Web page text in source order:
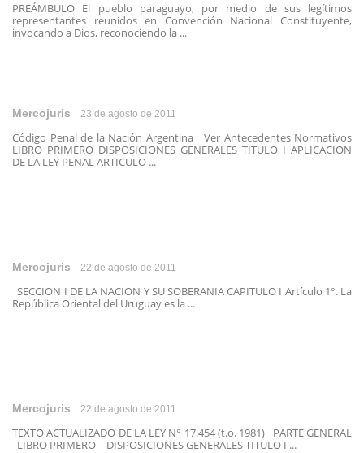
PREÁMBULO El pueblo paraguayo, por medio de sus legítimos
representantes reunidos en Convención Nacional Constituyente,
invocando a Dios, reconociendo la ...
Mercojuris 23 de agosto de 2011
Código Penal de la Nación Argentina Ver Antecedentes Normativos
LIBRO PRIMERO DISPOSICIONES GENERALES TITULO I APLICACION
DE LA LEY PENAL ARTICULO ...
Mercojuris 22 de agosto de 2011
SECCION I DE LA NACION Y SU SOBERANIA CAPITULO I Artículo 1°. La
República Oriental del Uruguay es la ...
Mercojuris 22 de agosto de 2011
TEXTO ACTUALIZADO DE LA LEY N° 17.454 (t.o. 1981) PARTE GENERAL
LIBRO PRIMERO – DISPOSICIONES GENERALES TITULO I ...